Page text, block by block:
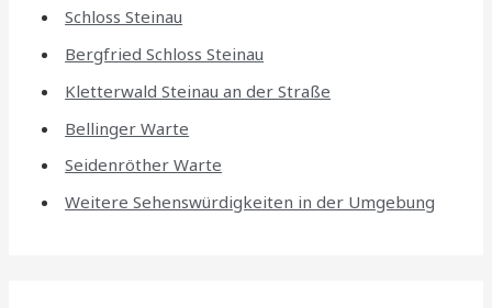
Schloss Steinau
Bergfried Schloss Steinau
Kletterwald Steinau an der Straße
Bellinger Warte
Seidenröther Warte
Weitere Sehenswürdigkeiten in der Umgebung